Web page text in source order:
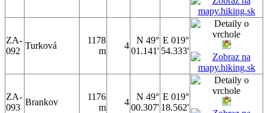
ZA-
092
Turková
1178
m
4
N 49°
01.141'
E 019°
54.333'
ZA-
093
Brankov
1176
m
4
N 49°
00.307'
E 019°
18.562'